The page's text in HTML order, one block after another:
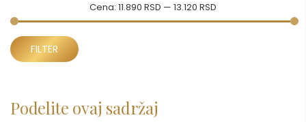
Neseseri
Novčanici (50)
Pepe Jeans Ranac (10)
FILTER
Cena: 11.890 RSD — 13.120 RSD
Podelite ovaj sadržaj